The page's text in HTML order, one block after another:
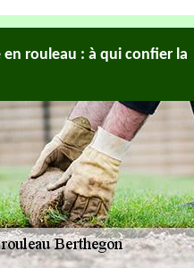
en rouleau : à qui confier la